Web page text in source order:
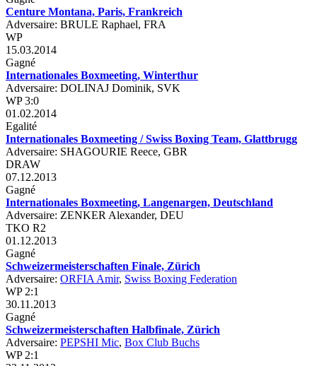
Centure Montana, Paris, Frankreich
Adversaire: BRULE Raphael, FRA
WP
15.03.2014
Gagné
Internationales Boxmeeting, Winterthur
Adversaire: DOLINAJ Dominik, SVK
WP 3:0
01.02.2014
Egalité
Internationales Boxmeeting / Swiss Boxing Team, Glattbrugg
Adversaire: SHAGOURIE Reece, GBR
DRAW
07.12.2013
Gagné
Internationales Boxmeeting, Langenargen, Deutschland
Adversaire: ZENKER Alexander, DEU
TKO R2
01.12.2013
Gagné
Schweizermeisterschaften Finale, Zürich
Adversaire: ORFIA Amir, Swiss Boxing Federation
WP 2:1
30.11.2013
Gagné
Schweizermeisterschaften Halbfinale, Zürich
Adversaire: PEPSHI Mic, Box Club Buchs
WP 2:1